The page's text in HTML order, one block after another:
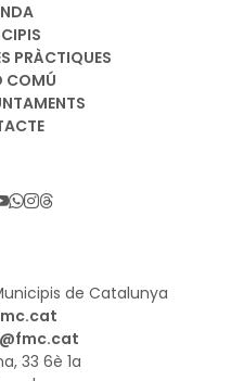
PRÀCTIQUES
COMÚ
de Catalunya
33 6è 1a